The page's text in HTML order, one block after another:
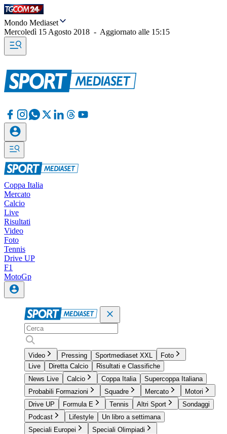
Mondo Mediaset
Mercoledì 15 Agosto 2018 - Aggiornato alle 15:15
Coppa Italia
Mercato
Calcio
Live
Risultati
Video
Foto
Tennis
Drive UP
F1
MotoGp
Video Pressing Sportmediaset XXL
Foto
Live
Diretta Calcio
Risultati e Classifiche
News Live
Calcio Coppa Italia
Supercoppa Italiana
Probabili Formazioni
Squadre Mercato
Motori
Drive UP
Formula E Tennis Altri Sport
Sondaggi
Podcast
Lifestyle
Un libro a settimana
Speciali Europei
Speciali Olimpiadi